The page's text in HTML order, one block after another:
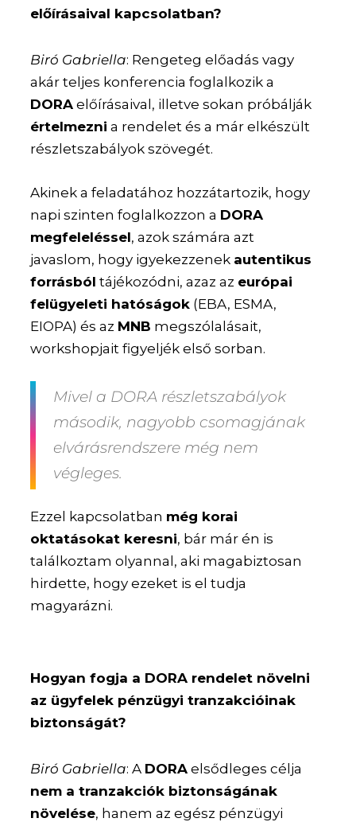
előírásaival kapcsolatban?
Biró Gabriella: Rengeteg előadás vagy
akár teljes konferencia foglalkozik a
DORA előírásaival, illetve sokan próbálják
értelmezni a rendelet és a már elkészült
részletszabályok szövegét.
Akinek a feladatához hozzátartozik, hogy
napi szinten foglalkozzon a DORA
megfeleléssel, azok számára azt
javaslom, hogy igyekezzenek autentikus
forrásból tájékozódni, azaz az európai
felügyeleti hatóságok (EBA, ESMA,
EIOPA) és az MNB megszólalásait,
workshopjait figyeljék első sorban.
Mivel a DORA részletszabályok
második, nagyobb csomagjának
elvárásrendszere még nem
végleges.
Ezzel kapcsolatban még korai
oktatásokat keresni, bár már én is
találkoztam olyannal, aki magabiztosan
hirdette, hogy ezeket is el tudja
magyarázni.
Hogyan fogja a DORA rendelet növelni
az ügyfelek pénzügyi tranzakcióinak
biztonságát?
Biró Gabriella: A DORA elsődleges célja
nem a tranzakciók biztonságának
növelése, hanem az egész pénzügyi